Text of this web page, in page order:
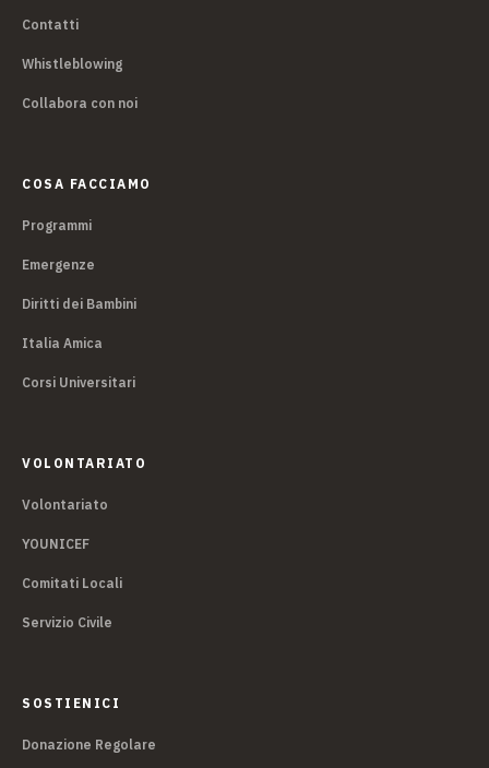
Contatti
Whistleblowing
Collabora con noi
COSA FACCIAMO
Programmi
Emergenze
Diritti dei Bambini
Italia Amica
Corsi Universitari
VOLONTARIATO
Volontariato
YOUNICEF
Comitati Locali
Servizio Civile
SOSTIENICI
Donazione Regolare